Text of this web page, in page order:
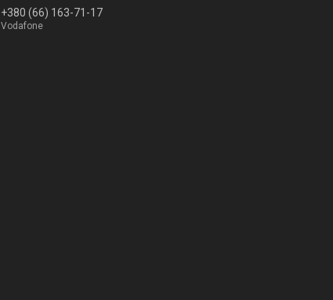
+380 (66) 163-71-17
Vodafone